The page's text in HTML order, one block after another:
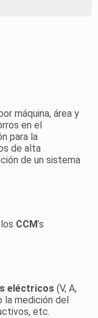
máquina, área y
en el
para la
de alta
de un sistema
CCM’s
eléctricos(V, A,
la medición del
etc.